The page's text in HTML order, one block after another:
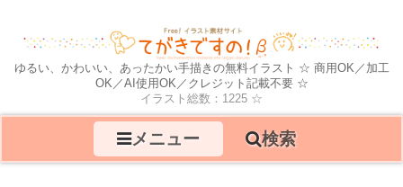
ゆるい、かわいい、あったかい手描きの無料イラスト ☆ 商用OK／加工
OK／AI使用OK／クレジット記載不要 ☆
イラスト総数：1225 ☆
メニュー 検索